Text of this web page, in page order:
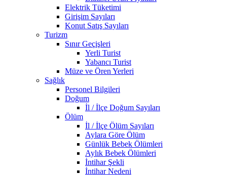
Elektrik Tüketimi
Girişim Sayıları
Konut Satış Sayıları
Turizm
Sınır Geçişleri
Yerli Turist
Yabancı Turist
Müze ve Ören Yerleri
Sağlık
Personel Bilgileri
Doğum
İl / İlçe Doğum Sayıları
Ölüm
İl / İlçe Ölüm Sayıları
Aylara Göre Ölüm
Günlük Bebek Ölümleri
Aylık Bebek Ölümleri
İntihar Şekli
İntihar Nedeni